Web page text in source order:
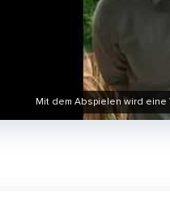
Mit dem Abspielen wird